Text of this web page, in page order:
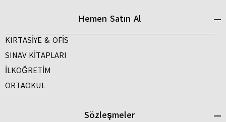
Hemen Satın Al
KIRTASİYE & OFİS
SINAV KİTAPLARI
İLKÖĞRETİM
ORTAOKUL
Sözleşmeler